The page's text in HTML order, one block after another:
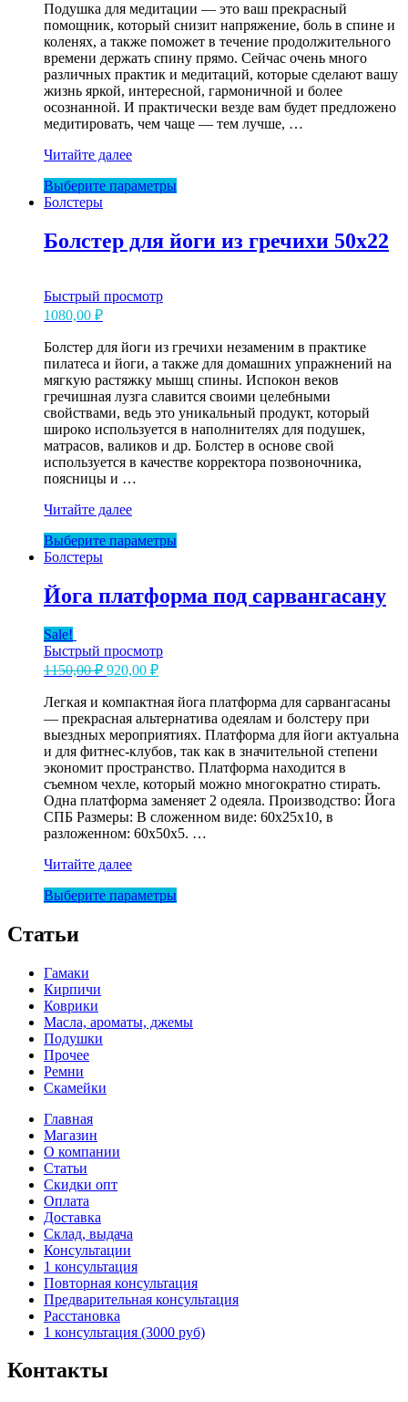
Подушка для медитации — это ваш прекрасный
помощник, который снизит напряжение, боль в спине и
коленях, а также поможет в течение продолжительного
времени держать спину прямо. Сейчас очень много
различных практик и медитаций, которые сделают вашу
жизнь яркой, интересной, гармоничной и более
осознанной. И практически везде вам будет предложено
медитировать, чем чаще — тем лучше, …
Подушка
медитации
Yogamatic
Читайте далее
Выберите параметрыЭтот
несколько
вариаций.
товара.
Болстеры
Болстер для йоги из гречихи 50х22
Быстрый просмотр
1080,00 ₽
Болстер для йоги из гречихи незаменим в практике
пилатеса и йоги, а также для домашних упражнений на
мягкую растяжку мышц спины. Испокон веков
гречишная лузга славится своими целебными
свойствами, ведь это уникальный продукт, который
широко используется в наполнителях для подушек,
матрасов, валиков и др. Болстер в основе свой
используется в качестве корректора позвоночника,
поясницы и …
Болстер
йоги
из
50х22
Читайте далее
Выберите параметрыЭтот
вариаций.
товара.
Болстеры
Йога платформа под сарвангасану
Sale!
Быстрый просмотр
1150,00₽ Первоначальная
составляла
1150,00 ₽.
920,00 ₽Текущая
920,00 ₽.
Легкая и компактная йога платформа для сарвангасаны
— прекрасная альтернатива одеялам и болстеру при
выездных мероприятиях. Платформа для йоги актуальна
и для фитнес-клубов, так как в значительной степени
экономит пространство. Платформа находится в
съемном чехле, который можно многократно стирать.
Одна платформа заменяет 2 одеяла. Производство: Йога
СПБ Размеры: В сложенном виде: 60х25х10, в
разложенном: 60х50х5. …
Йога
под
Читайте далее
Выберите параметрыЭтот
на
Статьи
Гамаки
Кирпичи
Коврики
Масла, ароматы, джемы
Подушки
Прочее
Ремни
Скамейки
Главная
Магазин
О компании
Статьи
Скидки опт
Оплата
Доставка
Склад, выдача
Консультации
1 консультация
Повторная консультация
Предварительная консультация
Расстановка
1 консультация (3000 руб)
Контакты